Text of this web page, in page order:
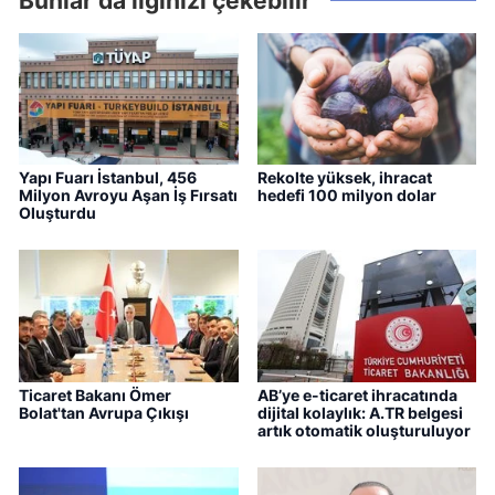
Yapı Fuarı İstanbul, 456
Milyon Avroyu Aşan İş Fırsatı
Oluşturdu
Rekolte yüksek, ihracat
hedefi 100 milyon dolar
Ticaret Bakanı Ömer
Bolat'tan Avrupa Çıkışı
AB’ye e-ticaret ihracatında
dijital kolaylık: A.TR belgesi
artık otomatik oluşturuluyor